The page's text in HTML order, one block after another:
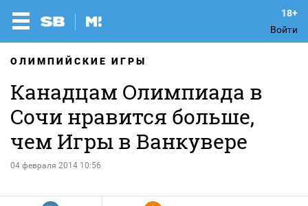
Войти
ОЛИМПИЙСКИЕ ИГРЫ
Канадцам Олимпиада в
Сочи нравится больше,
чем Игры в Ванкувере
04 февраля 2014 10:56